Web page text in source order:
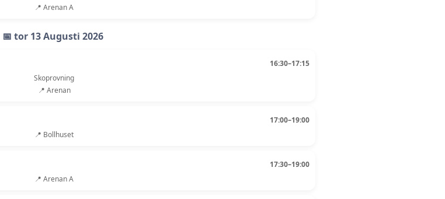
📍 Arenan A
📅 tor 13 Augusti 2026
16:30–17:15
Skoprovning
📍 Arenan
17:00–19:00
📍 Bollhuset
17:30–19:00
📍 Arenan A